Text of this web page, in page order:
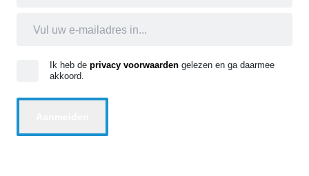
Ik heb de privacy voorwaarden gelezen en ga daarmee
akkoord.